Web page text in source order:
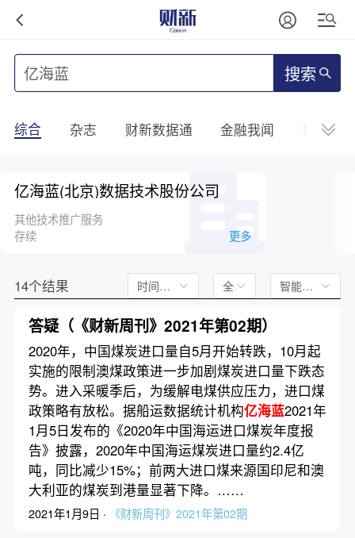
搜索
综合 杂志 财新数据通 金融我闻 财新
亿海蓝(北京)数据技术股份公司
其他技术推广服务
存续
更多
14个结果 时间不限 全文 智能排序
答疑（《财新周刊》2021年第02期）
2020年，中国煤炭进口量自5月开始转跌，10月起
实施的限制澳煤政策进一步加剧煤炭进口量下跌态
势。进入采暖季后，为缓解电煤供应压力，进口煤
政策略有放松。据船运数据统计机构亿海蓝2021年
1月5日发布的《2020年中国海运进口煤炭年度报
告》披露，2020年中国海运煤炭进口量约2.4亿
吨，同比减少15%；前两大进口煤来源国印尼和澳
大利亚的煤炭到港量显著下降。……
2021年1月9日 · 《财新周刊》2021年第02期